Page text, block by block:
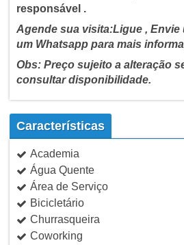
responsável .
Agende sua visita:Ligue , Envie
um Whatsapp para mais
Obs: Preço sujeito a alteração
consultar disponibilidade.
Características
Academia
Água Quente
Área de Serviço
Bicicletário
Churrasqueira
Coworking